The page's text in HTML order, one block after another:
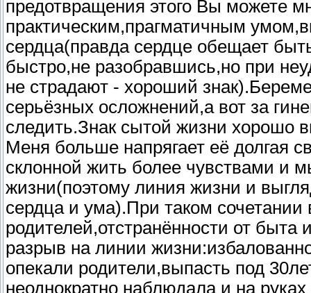
предотвращения этого Вы можете
практическим,прагматичным
сердца(правда сердце обещает
быстро,не разобравшись,но при
не страдают - хороший
серьёзных осложнений,а вот за
следить.Знак сытой жизни хорошо
Меня больше напрягает её долгая
склонной жить более чувствами и
жизни(поэтому линия жизни и
сердца и ума).При таком сочетании
родителей,отстранённости от быта
разрыв на линии
опекали родители,выпасть под
неоднократно наблюдала и на